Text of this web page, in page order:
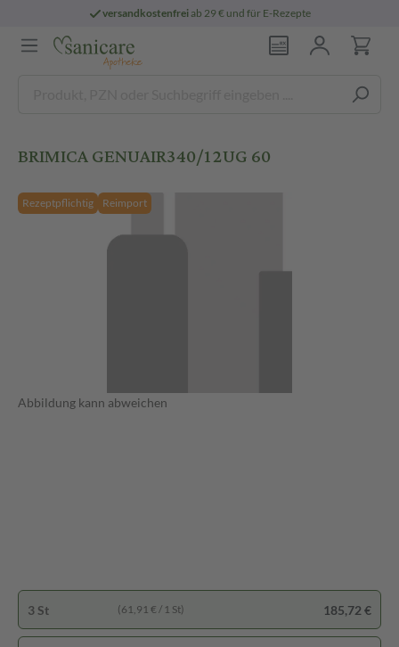
versandkostenfreiab 29 € und für E-Rezepte
BRIMICA GENUAIR340/12UG 60
Rezeptpflichtig Reimport
Abbildung kann abweichen
3 St (61,91 € / 1 St) 185,72 €